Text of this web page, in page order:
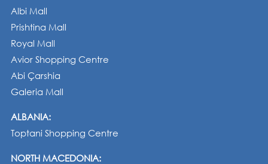
Albi Mall
Prishtina Mall
Royal Mall
Avior Shopping Centre
Abi Çarshia
Galeria Mall
ALBANIA:
Toptani Shopping Centre
NORTH MACEDONIA: